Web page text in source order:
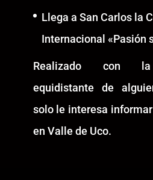
Llega a San Carlos la
Internacional «Pasión
Realizado con
equidistante de
solo le interesa
en Valle de Uco.